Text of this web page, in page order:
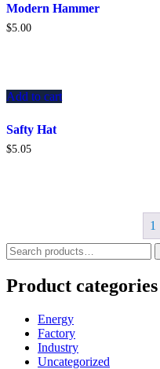
Modern Hammer
$5.00
Add to cart
Safty Hat
$5.05
1
Product categories
Energy
Factory
Industry
Uncategorized